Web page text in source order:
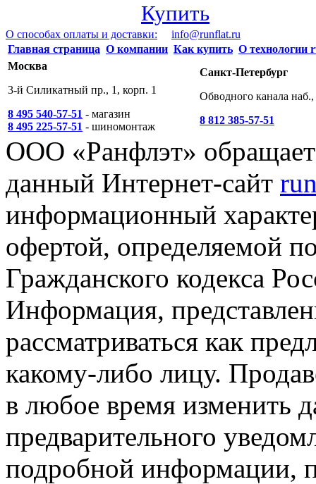
Купить
О способах оплаты и доставки:
info@runflat.ru
Главная страница О компании Как купить О технологии
Москва
3-й Силикатный пр., 1, корп. 1
8 495 540-57-51 - магазин
8 495 225-57-51 - шиномонтаж
Санкт-Петербург
Обводного канала
8 812 385-57-51
ООО «Ранфлэт»
данный Интернет-сайт
информационный
офертой, определяемой
Гражданского кодекса
Информация,
рассматриваться как
какому-либо лицу.
в любое время изменить
предварительного
подробной информации,